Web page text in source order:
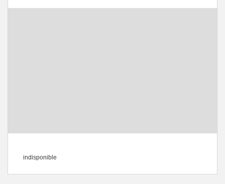
indisponible